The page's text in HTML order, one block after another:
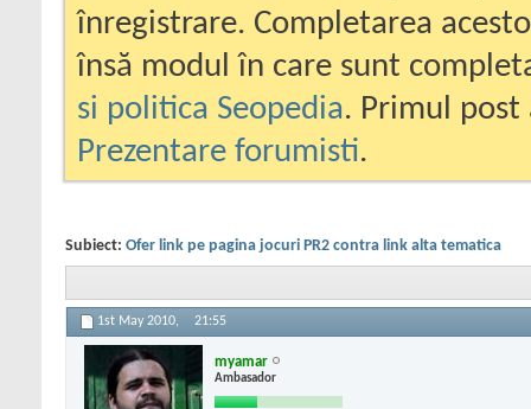
înregistrare. Completarea
însă modul în care sunt
si politica Seopedia. Primul
Prezentare forumisti.
Subiect: Ofer link pe pagina jocuri PR2 contra link alta tematica
1st May 2010, 21:55
myamar
Ambasador